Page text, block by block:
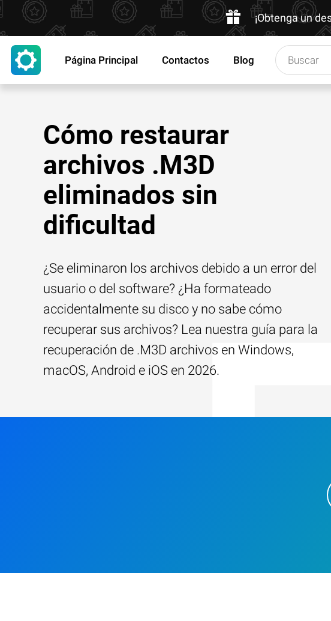
¡Obtenga un
Página Principal Contactos Blog
Cómo restaurar
archivos .M3D
eliminados sin
dificultad
¿Se eliminaron los archivos debido a un error del
usuario o del software? ¿Ha formateado
accidentalmente su disco y no sabe cómo
recuperar sus archivos? Lea nuestra guía para la
recuperación de .M3D archivos en Windows,
macOS, Android e iOS en 2026.